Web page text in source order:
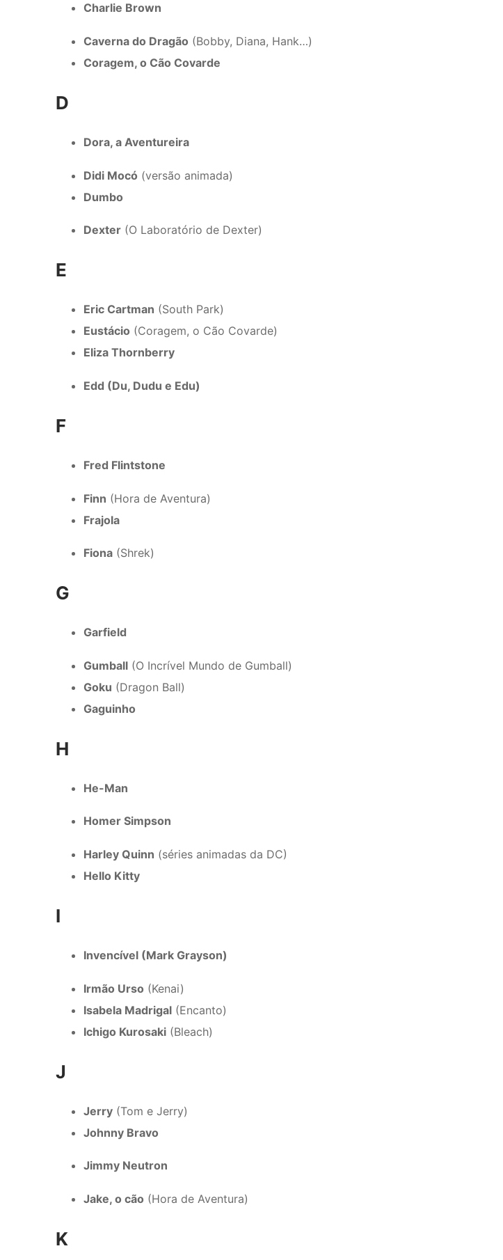
Charlie Brown
Caverna do Dragão (Bobby, Diana, Hank…)
Coragem, o Cão Covarde
D
Dora, a Aventureira
Didi Mocó (versão animada)
Dumbo
Dexter (O Laboratório de Dexter)
E
Eric Cartman (South Park)
Eustácio (Coragem, o Cão Covarde)
Eliza Thornberry
Edd (Du, Dudu e Edu)
F
Fred Flintstone
Finn (Hora de Aventura)
Frajola
Fiona (Shrek)
G
Garfield
Gumball (O Incrível Mundo de Gumball)
Goku (Dragon Ball)
Gaguinho
H
He-Man
Homer Simpson
Harley Quinn (séries animadas da DC)
Hello Kitty
I
Invencível (Mark Grayson)
Irmão Urso (Kenai)
Isabela Madrigal (Encanto)
Ichigo Kurosaki (Bleach)
J
Jerry (Tom e Jerry)
Johnny Bravo
Jimmy Neutron
Jake, o cão (Hora de Aventura)
K